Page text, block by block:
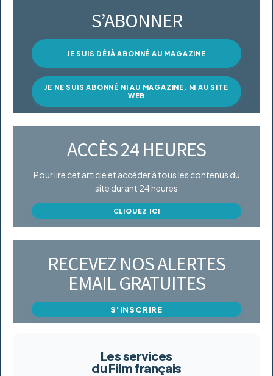
S’ABONNER
JE SUIS DÉJÀ ABONNÉ AU MAGAZINE
JE NE SUIS ABONNÉ NI AU MAGAZINE, NI AU SITE
WEB
ACCÈS 24 HEURES
Pour lire cet article et accéder à tous les contenus du
site durant 24 heures
CLIQUEZ ICI
RECEVEZ NOS ALERTES
EMAIL GRATUITES
S'INSCRIRE
Les services
du Film français